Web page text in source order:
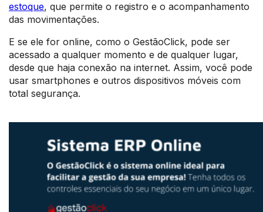
estoque, que permite o registro e o acompanhamento
das movimentações.
E se ele for online, como o GestãoClick, pode ser
acessado a qualquer momento e de qualquer lugar,
desde que haja conexão na internet. Assim, você pode
usar smartphones e outros dispositivos móveis com
total segurança.